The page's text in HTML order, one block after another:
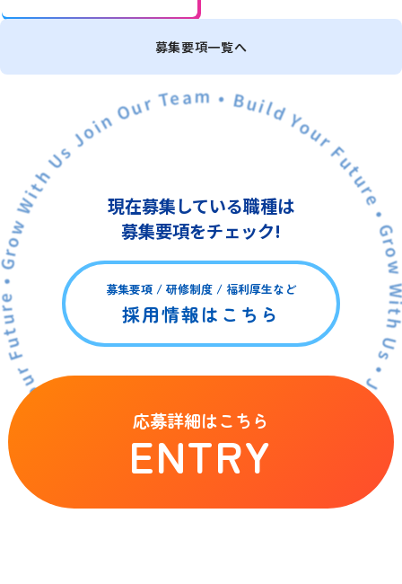
募集要項一覧へ
現在募集している職種は
募集要項をチェック!
募集要項 / 研修制度 / 福利厚生など
採用情報はこちら
応募詳細はこちら
ENTRY
Us • Join Our Team • Join